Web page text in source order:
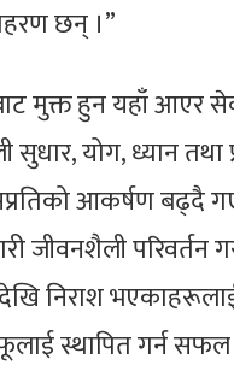
छन् ।”
मुक्त हुन यहाँ आएर
सुधार, योग, ध्यान
आकर्षण बढ्दै
जीवनशैली
निराश भएकाहरूलाई
स्थापित गर्न